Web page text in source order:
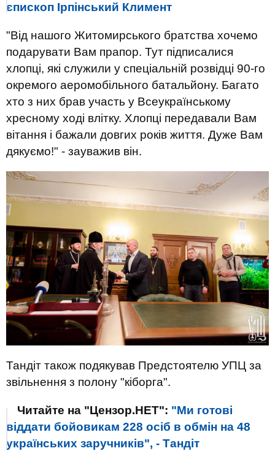
єпископ Ірпінський Климент
"Від нашого Житомирського братства хочемо
подарувати Вам прапор. Тут підписалися
хлопці, які служили у спеціальній розвідці 90-го
окремого аеромобільного батальйону. Багато
хто з них брав участь у Всеукраїнському
хресному ході влітку. Хлопці передавали Вам
вітання і бажали довгих років життя. Дуже Вам
дякуємо!" - зауважив він.
Тандіт також подякував Предстоятелю УПЦ за
звільнення з полону "кіборга".
Читайте на "Цензор.НЕТ": "Ми готові
віддати бойовикам 228 осіб в обмін на 48
українських заручників", - Тандіт